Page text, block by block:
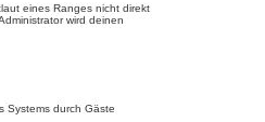
eines Ranges nicht direkt
wird deinen
Systems durch Gäste